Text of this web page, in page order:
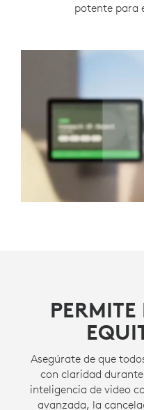
potente para
Asegúrate de que
con claridad
inteligencia de video
avanzada, la